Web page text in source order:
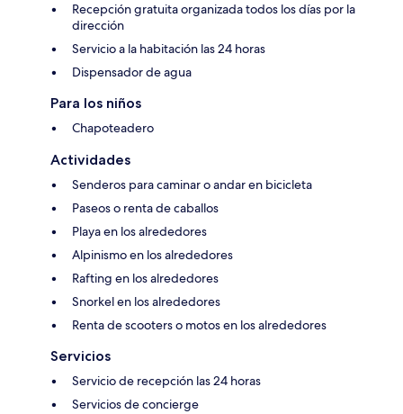
Recepción gratuita organizada todos los días por la
dirección
Servicio a la habitación las 24 horas
Dispensador de agua
Para los niños
Chapoteadero
Actividades
Senderos para caminar o andar en bicicleta
Paseos o renta de caballos
Playa en los alrededores
Alpinismo en los alrededores
Rafting en los alrededores
Snorkel en los alrededores
Renta de scooters o motos en los alrededores
Servicios
Servicio de recepción las 24 horas
Servicios de concierge